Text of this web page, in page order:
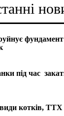
під час
котків,